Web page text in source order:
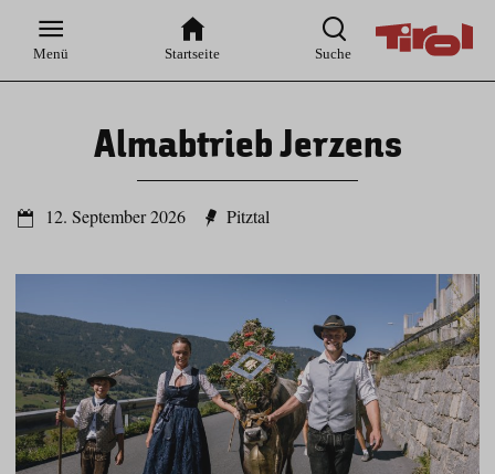
Hauptnavigation
Inhaltsbereich
Menü Startseite Suche
Almabtrieb Jerzens
12. September 2026 Pitztal